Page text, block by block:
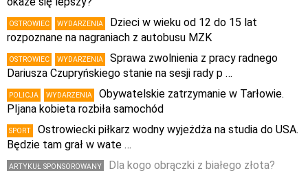
OSTROWIEC WYDARZENIA
Dzieci w wieku od 12 do 15 lat
rozpoznane na nagraniach z autobusu MZK
OSTROWIEC WYDARZENIA
Sprawa zwolnienia z pracy radnego
Dariusza Czupryńskiego stanie na sesji rady p …
POLICJA WYDARZENIA
Obywatelskie zatrzymanie w Tarłowie.
PIjana kobieta rozbiła samochód
SPORT
Ostrowiecki piłkarz wodny wyjeżdża na studia do USA.
Będzie tam grał w wate …
ARTYKUŁ SPONSOROWANY
Dla kogo obrączki z białego złota?